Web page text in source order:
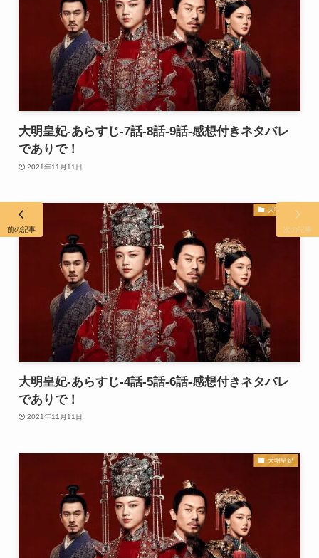
大明皇妃-あらすじ-7話-8話-9話-感想付きネタバレ
でありで！
2021年11月11日
大明皇妃
大明皇妃-あらすじ-4話-5話-6話-感想付きネタバレ
でありで！
2021年11月11日
大明皇妃
前の記事 次の記事